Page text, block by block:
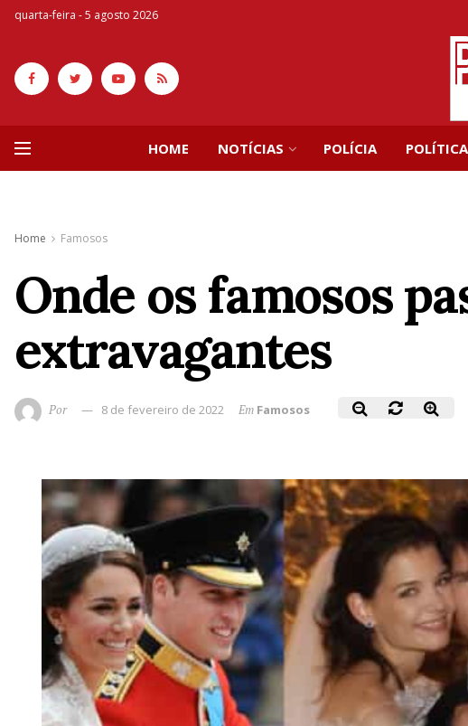
quarta-feira - 5 agosto 2026
HOME NOTÍCIAS POLÍCIA POLÍTICA
Home Famosos
Onde os famosos
extravagantes
Por 8 de fevereiro de 2022 Em Famosos